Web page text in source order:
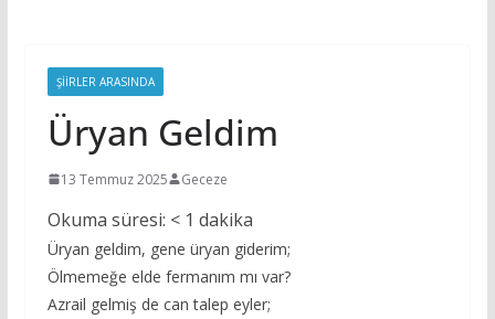
ŞIIRLER ARASINDA
Üryan Geldim
13 Temmuz 2025 Geceze
Okuma süresi: < 1 dakika
Üryan geldim, gene üryan giderim;
Ölmemeğe elde fermanım mı var?
Azrail gelmiş de can talep eyler;